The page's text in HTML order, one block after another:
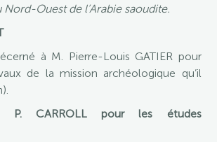
Nord-Ouest de l’Arabie saoudite.
à M. Pierre-Louis GATIER pour
de la mission archéologique qu’il
P. CARROLL pour les études